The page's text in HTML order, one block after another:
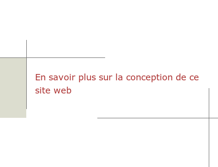
En savoir plus sur la conception de ce
site web